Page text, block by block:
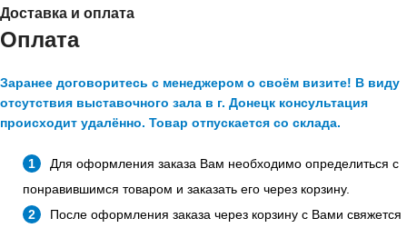
Доставка и оплата
Оплата
Заранее договоритесь с менеджером о своём визите! В виду
отсутствия выставочного зала в г. Донецк консультация
происходит удалённо. Товар отпускается со склада.
Для оформления заказа Вам необходимо определиться с
понравившимся товаром и заказать его через корзину.
После оформления заказа через корзину с Вами свяжется